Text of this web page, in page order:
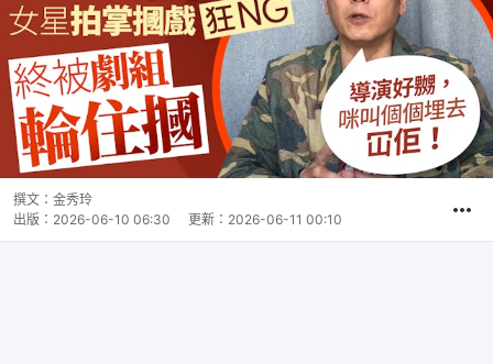
撰文： 金秀玲
出版： 2026-06-10 06:30 更新： 2026-06-11 00:10